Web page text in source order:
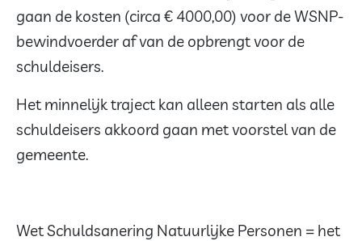
gaan de kosten (circa € 4000,00) voor de WSNP-
bewindvoerder af van de opbrengt voor de
schuldeisers.
Het minnelijk traject kan alleen starten als alle
schuldeisers akkoord gaan met voorstel van de
gemeente.
Wet Schuldsanering Natuurlijke Personen = het